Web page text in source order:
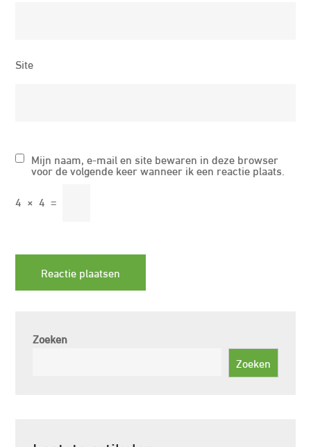
Site
Mijn naam, e-mail en site bewaren in deze browser
voor de volgende keer wanneer ik een reactie plaats.
4 × 4 =
Zoeken
Zoeken